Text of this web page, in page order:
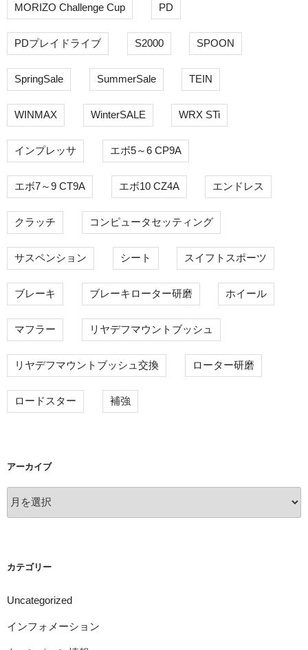
MORIZO Challenge Cup PD
PDプレイドライブ S2000 SPOON
SpringSale SummerSale TEIN
WINMAX WinterSALE WRX STi
インプレッサ エボ5～6 CP9A
エボ7～9 CT9A エボ10 CZ4A エンドレス
クラッチ コンピュータセッティング
サスペンション シート スイフトスポーツ
ブレーキ ブレーキローター研磨 ホイール
マフラー リヤデフマウントブッシュ
リヤデフマウントブッシュ交換 ローター研磨
ロードスター 補強
アーカイブ
ー
カテゴリー
Uncategorized
インフォメーション